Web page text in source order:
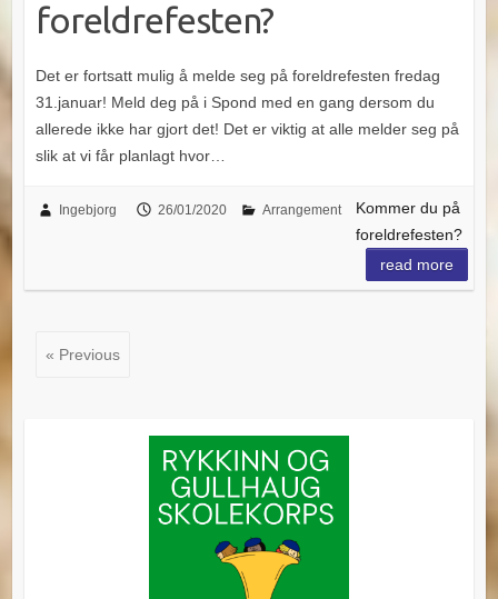
foreldrefesten?
Det er fortsatt mulig å melde seg på foreldrefesten fredag
31.januar! Meld deg på i Spond med en gang dersom du
allerede ikke har gjort det! Det er viktig at alle melder seg på
slik at vi får planlagt hvor…
Ingebjorg 26/01/2020 Arrangement
Kommer du på
foreldrefesten?
read more
« Previous